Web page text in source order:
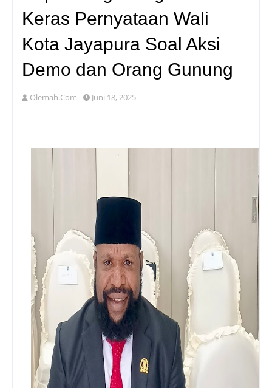
Keras Pernyataan Wali
Kota Jayapura Soal Aksi
Demo dan Orang Gunung
Olemah.Com Juni 18, 2025